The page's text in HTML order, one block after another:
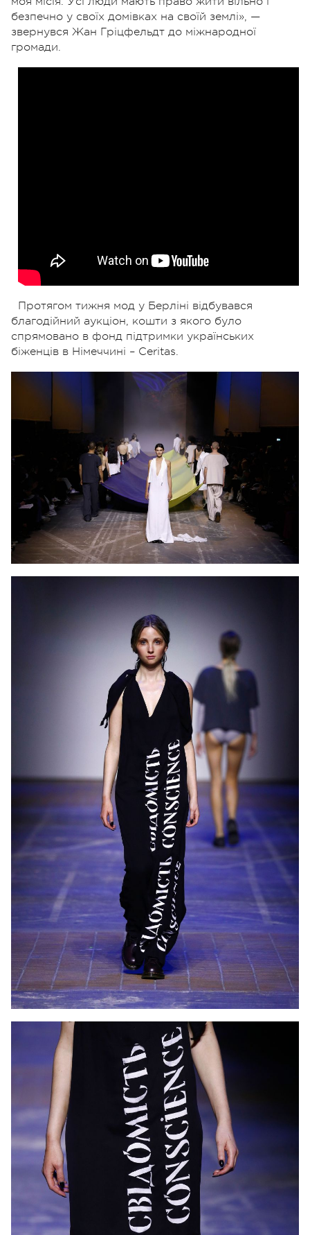
безпечно у своїх домівках на своїй землі», —
звернувся Жан Гріцфельдт до міжнародної
громади.
Протягом тижня мод у Берліні відбувався
благодійний аукціон, кошти з якого було
спрямовано в фонд підтримки українських
біженців в Німеччині – Ceritas.